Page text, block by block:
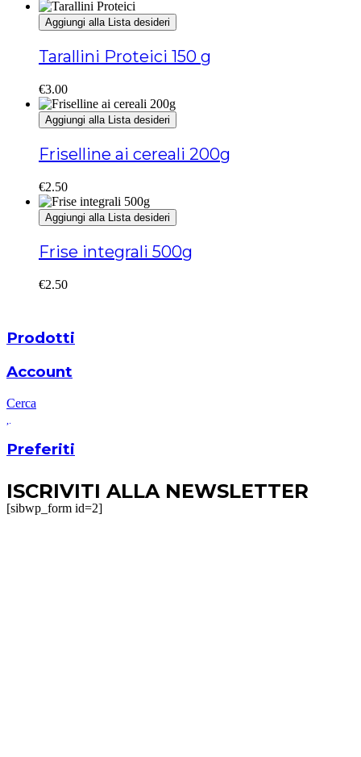
Aggiungi alla Lista desideri
Tarallini Proteici 150 g
€3.00
Aggiungi alla Lista desideri
Friselline ai cereali 200g
€2.50
Aggiungi alla Lista desideri
Frise integrali 500g
€2.50
Prodotti
Account
Cerca
Preferiti
ISCRIVITI ALLA NEWSLETTER
[sibwp_form id=2]